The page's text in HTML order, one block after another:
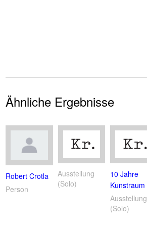
Ähnliche Ergebnisse
Robert Crotla
Person
Ausstellung
(Solo)
10 Jahre
Kunstraum
Ausstellung
(Solo)